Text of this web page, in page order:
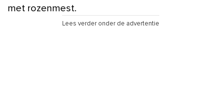
met rozenmest.
Lees verder onder de advertentie